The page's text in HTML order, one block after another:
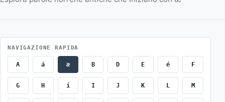
NAVIGAZIONE RAPIDA
A á æ B D E é F
G H í I J K L M